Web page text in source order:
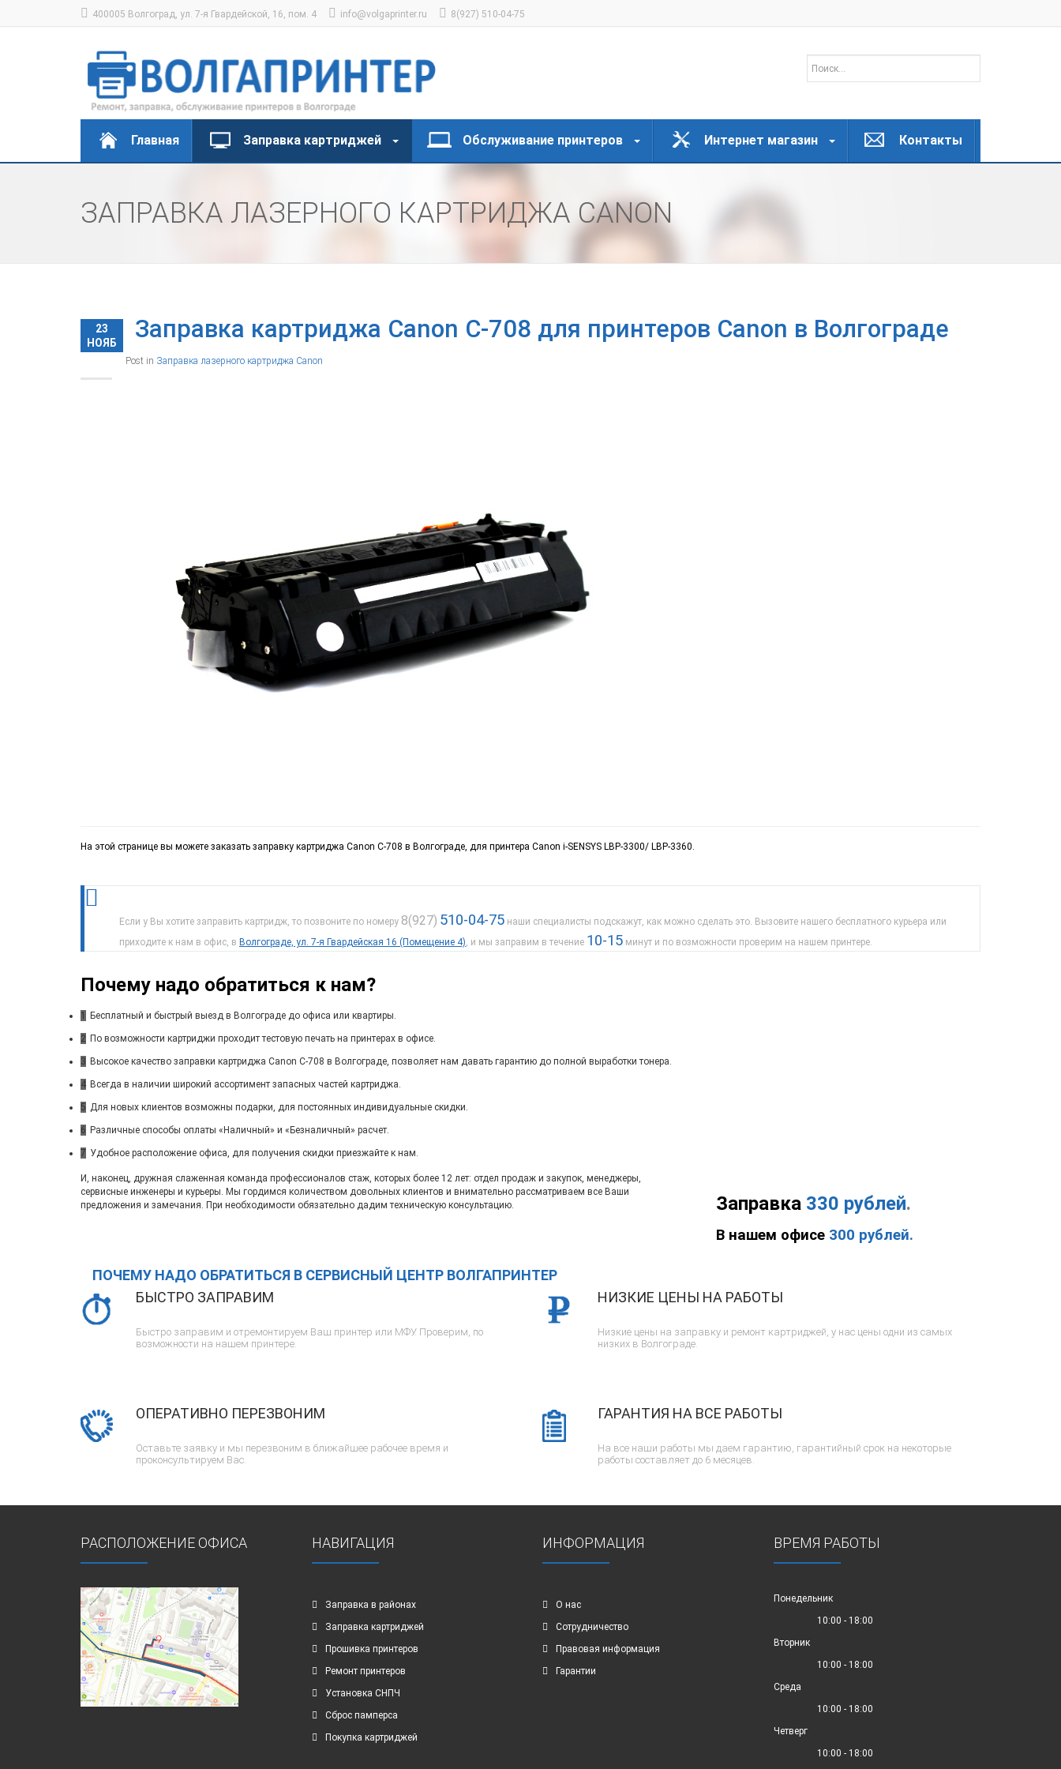
400005 Волгоград, ул. 7-я Гвардейской, 16, пом. 4 info@volgaprinter.ru 8(927) 510-04-75
Главная Заправка картриджей Обслуживание принтеров Интернет магазин Контакты
ЗАПРАВКА ЛАЗЕРНОГО КАРТРИДЖА CANON
23
НОЯБ
Заправка картриджа Canon C-708 для принтеров Canon в Волгограде
Post in Заправка лазерного картриджа Canon
На этой странице вы можете заказать заправку картриджа Canon C-708 в Волгограде, для принтера Canon i-SENSYS LBP-3300/ LBP-3360.
Если у Вы хотите заправить картридж, то позвоните по номеру 8(927) 510-04-75 наши специалисты подскажут, как можно сделать это. Вызовите нашего бесплатного курьера или
приходите к нам в офис, в Волгограде, ул. 7-я Гвардейская 16 (Помещение 4), и мы заправим в течение 10-15 минут и по возможности проверим на нашем принтере.
Почему надо обратиться к нам?
1 Бесплатный и быстрый выезд в Волгограде до офиса или квартиры.
2 По возможности картриджи проходит тестовую печать на принтерах в офисе.
3 Высокое качество заправки картриджа Canon C-708 в Волгограде, позволяет нам давать гарантию до полной выработки тонера.
4 Всегда в наличии широкий ассортимент запасных частей картриджа.
5 Для новых клиентов возможны подарки, для постоянных индивидуальные скидки.
6 Различные способы оплаты «Наличный» и «Безналичный» расчет.
7 Удобное расположение офиса, для получения скидки приезжайте к нам.
Заправка 330 рублей.
В нашем офисе 300 рублей.
И, наконец, дружная слаженная команда профессионалов стаж, которых более 12 лет: отдел продаж и закупок, менеджеры,
сервисные инженеры и курьеры. Мы гордимся количеством довольных клиентов и внимательно рассматриваем все Ваши
предложения и замечания. При необходимости обязательно дадим техническую консультацию.
ПОЧЕМУ НАДО ОБРАТИТЬСЯ В СЕРВИСНЫЙ ЦЕНТР ВОЛГАПРИНТЕР
БЫСТРО ЗАПРАВИМ
Быстро заправим и отремонтируем Ваш принтер или МФУ. Проверим, по
возможности на нашем принтере.
ОПЕРАТИВНО ПЕРЕЗВОНИМ
Оставьте заявку и мы перезвоним в ближайшее рабочее время и
проконсультируем Вас.
НИЗКИЕ ЦЕНЫ НА РАБОТЫ
Низкие цены на заправку и ремонт картриджей, у нас цены одни из самых
низких в Волгограде.
ГАРАНТИЯ НА ВСЕ РАБОТЫ
На все наши работы мы даем гарантию, гарантийный срок на некоторые
работы составляет до 6 месяцев.
РАСПОЛОЖЕНИЕ ОФИСА НАВИГАЦИЯ
Заправка в районах
Заправка картриджей
Прошивка принтеров
Ремонт принтеров
Установка СНПЧ
Сброс памперса
Покупка картриджей
ИНФОРМАЦИЯ
О нас
Сотрудничество
Правовая информация
Гарантии
ВРЕМЯ РАБОТЫ
Понедельник
10:00 - 18:00
Вторник
10:00 - 18:00
Среда
10:00 - 18:00
Четверг
10:00 - 18:00